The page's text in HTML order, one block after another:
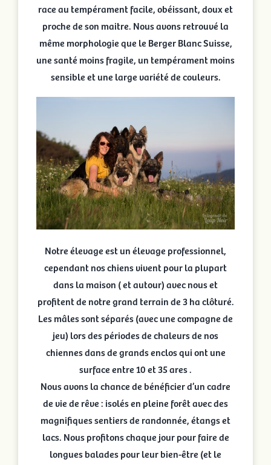
race au tempérament facile, obéissant, doux et
proche de son maitre. Nous avons retrouvé la
même morphologie que le Berger Blanc Suisse,
une santé moins fragile, un tempérament moins
sensible et une large variété de couleurs.
Notre élevage est un élevage professionnel,
cependant nos chiens vivent pour la plupart
dans la maison ( et autour) avec nous et
profitent de notre grand terrain de 3 ha clôturé.
Les mâles sont séparés (avec une compagne de
jeu) lors des périodes de chaleurs de nos
chiennes dans de grands enclos qui ont une
surface entre 10 et 35 ares .
Nous avons la chance de bénéficier d’un cadre
de vie de rêve : isolés en pleine forêt avec des
magnifiques sentiers de randonnée, étangs et
lacs. Nous profitons chaque jour pour faire de
longues balades pour leur bien-être (et le